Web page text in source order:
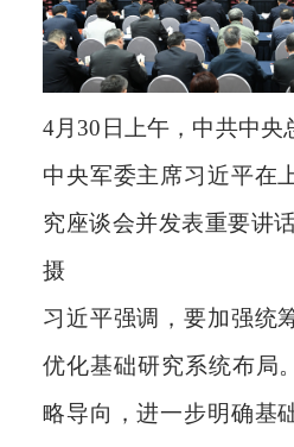
4月30日上午，中共中央
中央军委主席习近平在
究座谈会并发表重要讲
摄
习近平强调，要加强统
优化基础研究系统布局
略导向，进一步明确基